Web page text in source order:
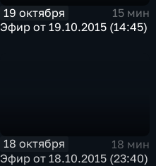
19 октября
15 мин
Эфир от 19.10.2015 (14:45)
18 октября
18 мин
Эфир от 18.10.2015 (23:40)